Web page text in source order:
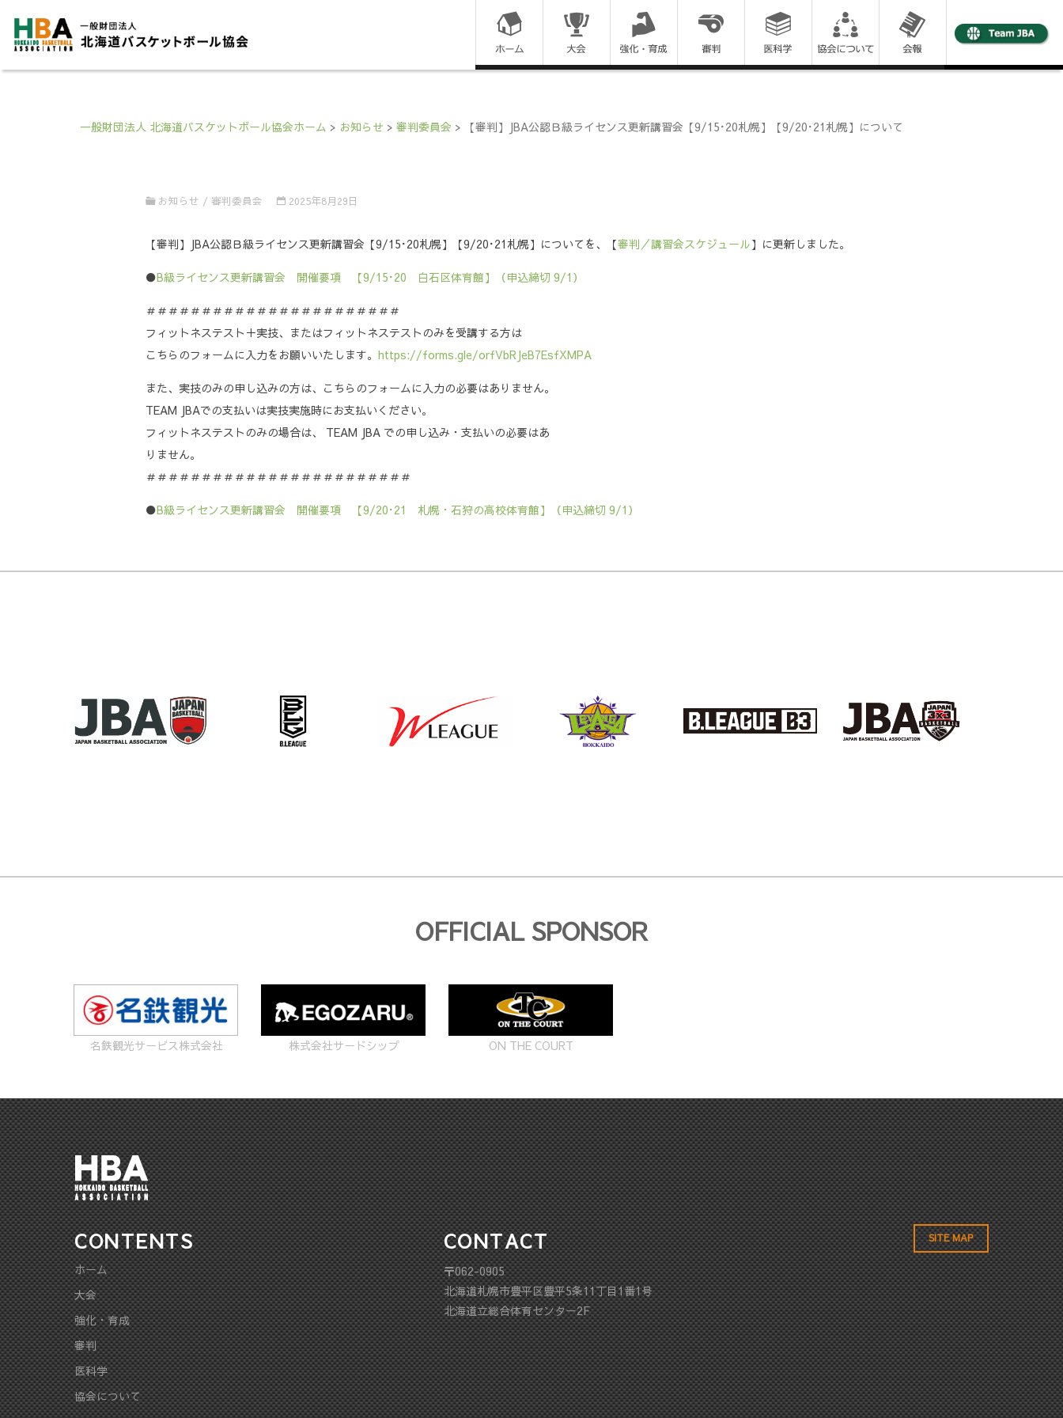
コ
ン
キ
ッ
す
る
一般財団法人 北海道バスケットボール協会ホーム > お知らせ > 審判委員会 > 【審判】JBA公認Ｂ級ライセンス更新講習会【9/15･20札幌】【9/20･21札幌】について
お知らせ / 審判委員会 2025年8月29日
【審判】JBA公認Ｂ級ライセンス更新講習会【9/15･20札幌】【9/20･21札幌】についてを、【審判／講習会スケジュール】に更新しました。
●B級ライセンス更新講習会 開催要項 【9/15･20 白石区体育館】（申込締切 9/1）
＃＃＃＃＃＃＃＃＃＃＃＃＃＃＃＃＃＃＃＃＃＃＃
フィットネステスト＋実技、またはフィットネステストのみを受講する方は
こちらのフォームに入力をお願いいたします。 https://forms.gle/orfVbRJeB7EsfXMPA
また、実技のみの申し込みの方は、こちらのフォームに入力の必要はありません。
TEAM JBAでの支払いは実技実施時にお支払いください。
フィットネステストのみの場合は、 TEAM JBA での申し込み・支払いの必要はあ
りません。
＃＃＃＃＃＃＃＃＃＃＃＃＃＃＃＃＃＃＃＃＃＃＃＃
●B級ライセンス更新講習会 開催要項 【9/20･21 札幌・石狩の高校体育館】（申込締切 9/1）
OFFICIAL SPONSOR
名鉄観光サービス株式会社 株式会社サードシップ ON THE COURT
CONTENTS
ホーム
大会
強化・育成
審判
医科学
協会について
CONTACT
〒062-0905
北海道札幌市豊平区豊平5条11丁目1番1号
北海道立総合体育センター2F
SITE MAP